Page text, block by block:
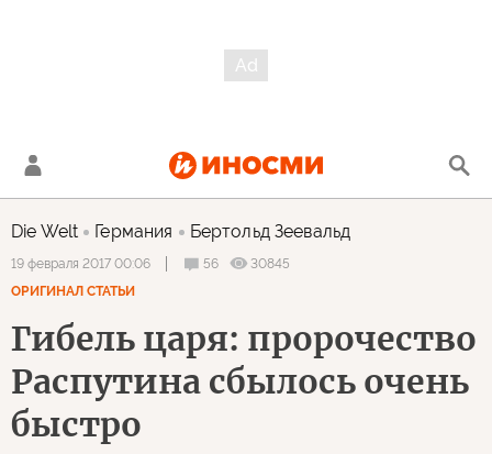
Die Welt Германия Бертольд Зеевальд
19 февраля 2017 00:06 56
30845
ОРИГИНАЛ СТАТЬИ
Гибель царя: пророчество
Распутина сбылось очень
быстро